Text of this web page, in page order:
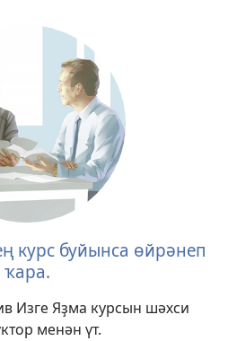
курс буйынса өйрәнеп
ҡара.
Изге Яҙма курсын шәхси
менән үт.